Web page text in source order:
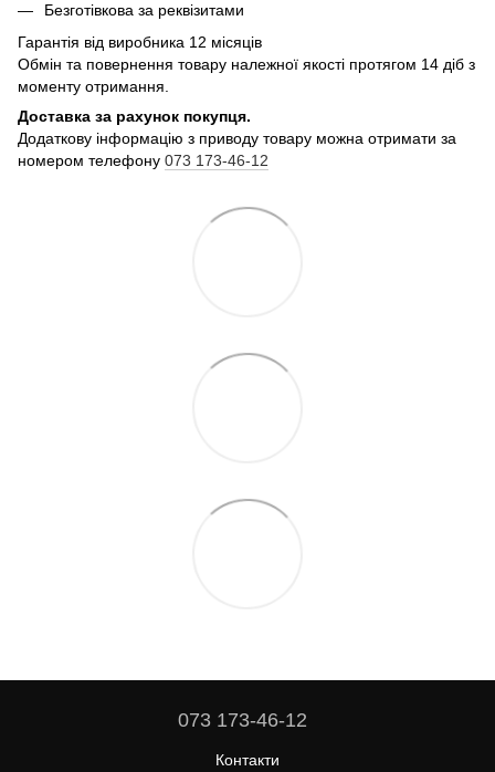
Безготівкова за реквізитами
Гарантія від виробника 12 місяців
Обмін та повернення товару належної якості протягом 14 діб з
моменту отримання.
Доставка за рахунок покупця.
Додаткову інформацію з приводу товару можна отримати за
номером телефону 073 173-46-12
073 173-46-12
Контакти